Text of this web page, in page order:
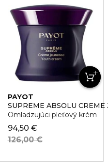
ÉCLAT EXPRESS
a retinolom
PAYOT
SUPREME ABSOLU CREME
Omladzujúci pleťový krém
94,50 €
126,00 €